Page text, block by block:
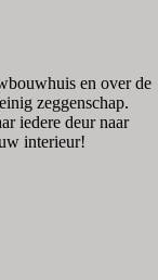
en over de
zeggenschap.
iedere deur naar
interieur!